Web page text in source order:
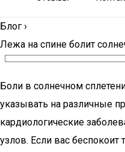
Блог ›
Лежа на спине болит
Боли в солнечном
указывать на различные
кардиологические
узлов. Если вас